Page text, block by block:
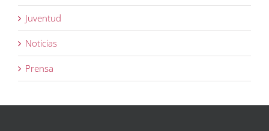
Juventud
Noticias
Prensa